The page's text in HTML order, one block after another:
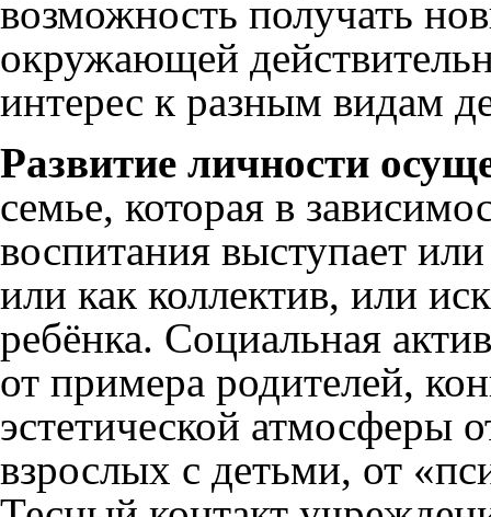
возможность получать
окружающей
интерес к разным видам
Развитие личности
семье, которая в
воспитания выступает
или как коллектив, или
ребёнка. Социальная
от примера родителей,
эстетической атмосферы
взрослых с детьми, от